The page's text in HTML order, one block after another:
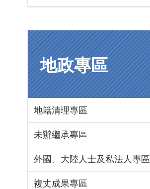
地政專區
地籍清理專區
未辦繼承專區
外國、大陸人士及私法人專區
複丈成果專區